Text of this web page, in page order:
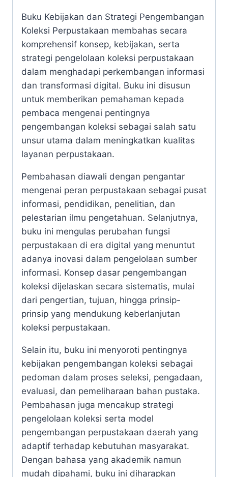
Buku Kebijakan dan Strategi Pengembangan
Koleksi Perpustakaan membahas secara
komprehensif konsep, kebijakan, serta
strategi pengelolaan koleksi perpustakaan
dalam menghadapi perkembangan informasi
dan transformasi digital. Buku ini disusun
untuk memberikan pemahaman kepada
pembaca mengenai pentingnya
pengembangan koleksi sebagai salah satu
unsur utama dalam meningkatkan kualitas
layanan perpustakaan.
Pembahasan diawali dengan pengantar
mengenai peran perpustakaan sebagai pusat
informasi, pendidikan, penelitian, dan
pelestarian ilmu pengetahuan. Selanjutnya,
buku ini mengulas perubahan fungsi
perpustakaan di era digital yang menuntut
adanya inovasi dalam pengelolaan sumber
informasi. Konsep dasar pengembangan
koleksi dijelaskan secara sistematis, mulai
dari pengertian, tujuan, hingga prinsip-
prinsip yang mendukung keberlanjutan
koleksi perpustakaan.
Selain itu, buku ini menyoroti pentingnya
kebijakan pengembangan koleksi sebagai
pedoman dalam proses seleksi, pengadaan,
evaluasi, dan pemeliharaan bahan pustaka.
Pembahasan juga mencakup strategi
pengelolaan koleksi serta model
pengembangan perpustakaan daerah yang
adaptif terhadap kebutuhan masyarakat.
Dengan bahasa yang akademik namun
mudah dipahami, buku ini diharapkan